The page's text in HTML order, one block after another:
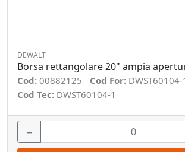
DEWALT
Borsa rettangolare 20" ampia
Cod: 00882125 Cod For: DWST60104-
Cod Tec: DWST60104-1
−